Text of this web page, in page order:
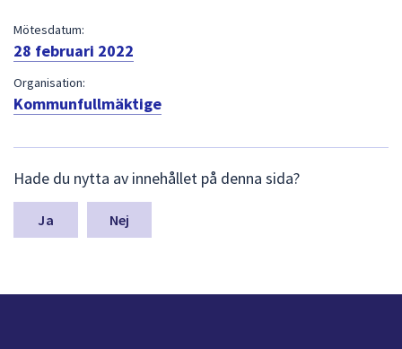
Mötesdatum:
28 februari 2022
Organisation:
Kommunfullmäktige
ä
m
a
n
Hade du nytta av innehållet på denna sida?
Nej